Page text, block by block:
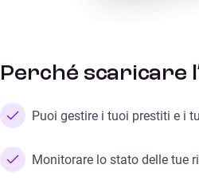
Perché scaricare
Puoi gestire i tuoi prestiti e i
Monitorare lo stato delle tue